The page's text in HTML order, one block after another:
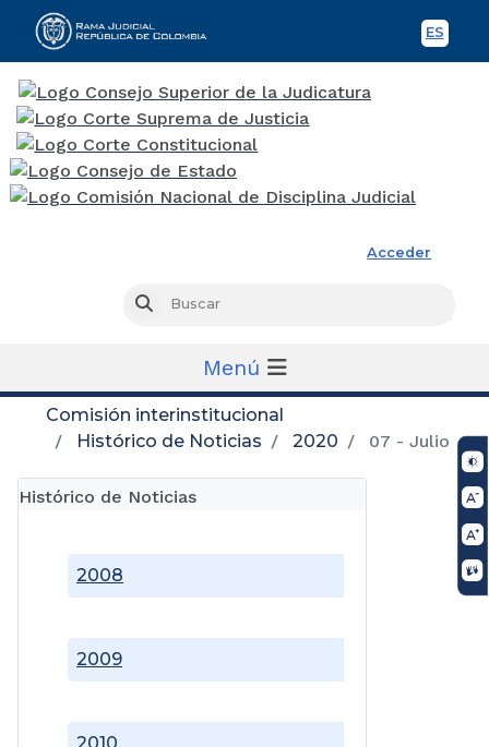
ES
Acceder
Buscar
Menú
Comisión interinstitucional
Histórico de Noticias
2020 07 - Julio
Histórico de Noticias
2008
2009
2010